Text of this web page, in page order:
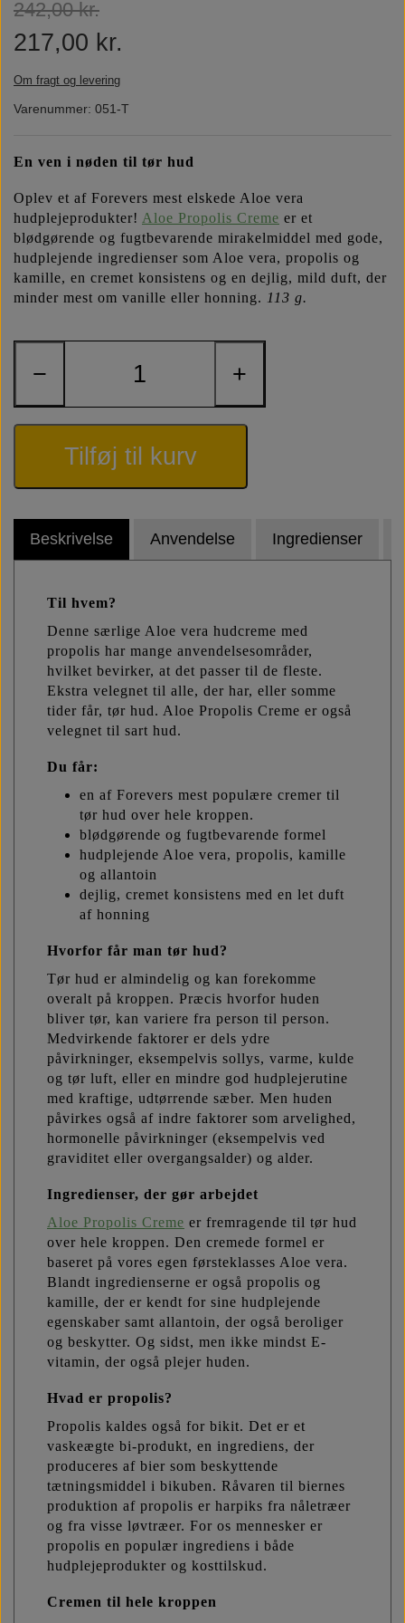
FAQ om emballage
FAQ om ingredienser
242,00 kr.
217,00 kr.
Om fragt og levering
Varenummer: 051-T
En ven i nøden til tør hud
Oplev et af Forevers mest elskede Aloe vera
hudplejeprodukter! Aloe Propolis Creme er et
blødgørende og fugtbevarende mirakelmiddel med gode,
hudplejende ingredienser som Aloe vera, propolis og
kamille, en cremet konsistens og en dejlig, mild duft, der
minder mest om vanille eller honning. 113 g.
− +
Tilføj til kurv
Beskrivelse Anvendelse Ingredienser
Til hvem?
Denne særlige Aloe vera hudcreme med
propolis har mange anvendelsesområder,
hvilket bevirker, at det passer til de fleste.
Ekstra velegnet til alle, der har, eller somme
tider får, tør hud. Aloe Propolis Creme er også
velegnet til sart hud.
Du får:
en af Forevers mest populære cremer til
tør hud over hele kroppen.
blødgørende og fugtbevarende formel
hudplejende Aloe vera, propolis, kamille
og allantoin
dejlig, cremet konsistens med en let duft
af honning
Hvorfor får man tør hud?
Tør hud er almindelig og kan forekomme
overalt på kroppen. Præcis hvorfor huden
bliver tør, kan variere fra person til person.
Medvirkende faktorer er dels ydre
påvirkninger, eksempelvis sollys, varme, kulde
og tør luft, eller en mindre god hudplejerutine
med kraftige, udtørrende sæber. Men huden
påvirkes også af indre faktorer som arvelighed,
hormonelle påvirkninger (eksempelvis ved
graviditet eller overgangsalder) og alder.
Ingredienser, der gør arbejdet
Aloe Propolis Creme er fremragende til tør hud
over hele kroppen. Den cremede formel er
baseret på vores egen førsteklasses Aloe vera.
Blandt ingredienserne er også propolis og
kamille, der er kendt for sine hudplejende
egenskaber samt allantoin, der også beroliger
og beskytter. Og sidst, men ikke mindst E-
vitamin, der også plejer huden.
Hvad er propolis?
Propolis kaldes også for bikit. Det er et
vaskeægte bi-produkt, en ingrediens, der
produceres af bier som beskyttende
tætningsmiddel i bikuben. Råvaren til biernes
produktion af propolis er harpiks fra nåletræer
og fra visse løvtræer. For os mennesker er
propolis en populær ingrediens i både
hudplejeprodukter og kosttilskud.
Cremen til hele kroppen